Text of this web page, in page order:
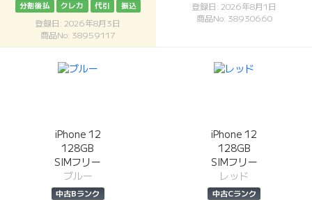
分割後払
クレカ 代引 振込
登録日: 2026年8月3日
商品No: 38959117
登録日: 2026年8月1日
商品No: 38930660
iPhone 12
128GB
SIMフリー
ブルー
中古Bランク
iPhone 12
128GB
SIMフリー
レッド
中古Cランク